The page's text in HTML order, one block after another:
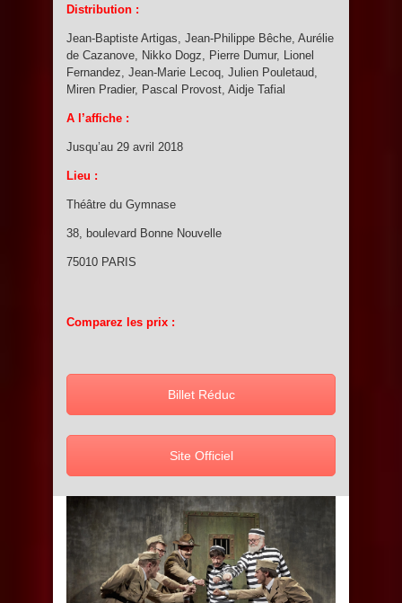
Distribution :
Jean-Baptiste Artigas, Jean-Philippe Bêche, Aurélie
de Cazanove, Nikko Dogz, Pierre Dumur, Lionel
Fernandez, Jean-Marie Lecoq, Julien Pouletaud,
Miren Pradier, Pascal Provost, Aidje Tafial
A l’affiche :
Jusqu’au 29 avril 2018
Lieu :
Théâtre du Gymnase
38, boulevard Bonne Nouvelle
75010 PARIS
Comparez les prix :
Billet Réduc
Site Officiel